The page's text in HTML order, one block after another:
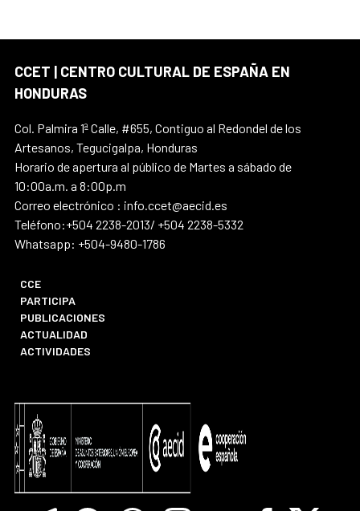
CCET | CENTRO CULTURAL DE ESPAÑA EN
HONDURAS
Col. Palmira 1ª Calle, #655, Contiguo al Redondel de los
Artesanos, Tegucigalpa, Honduras
Horario de apertura al público de Martes a sábado de
10:00a.m. a 8:00p.m
Correo electrónico : info.ccet@aecid.es
Teléfono:+504 2238-2013/ +504 2238-5332
Whatsapp: +504-9480-1786
CCE
PARTICIPA
PUBLICACIONES
ACTUALIDAD
ACTIVIDADES